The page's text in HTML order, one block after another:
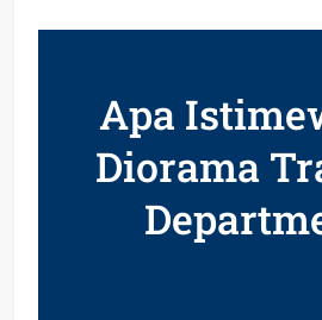
Apa
Diorama